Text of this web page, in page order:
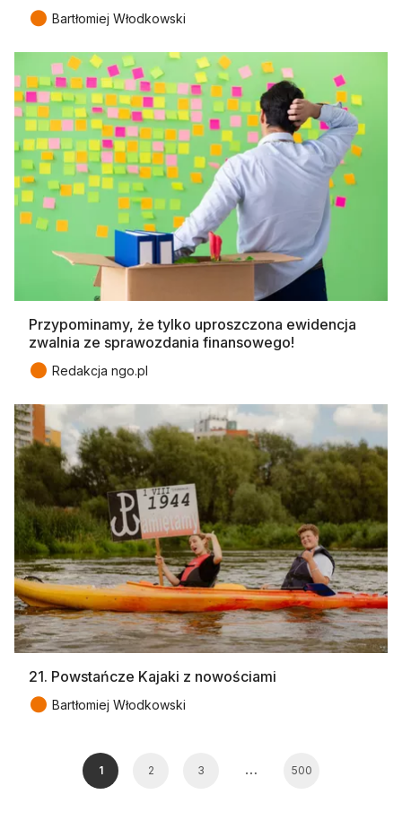
● Bartłomiej Włodkowski
Przypominamy, że tylko uproszczona ewidencja
zwalnia ze sprawozdania finansowego!
● Redakcja ngo.pl
21. Powstańcze Kajaki z nowościami
● Bartłomiej Włodkowski
1 2 3 … 500